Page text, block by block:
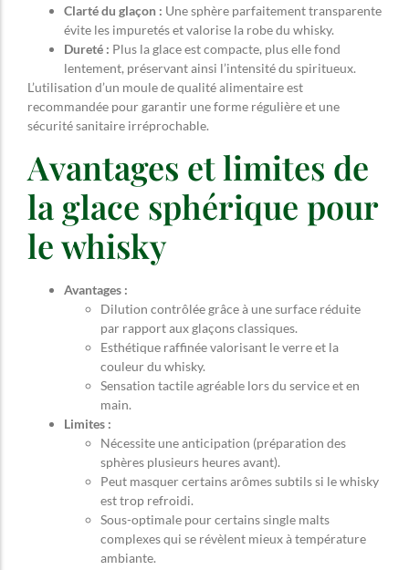
Clarté du glaçon : Une sphère parfaitement transparente
évite les impuretés et valorise la robe du whisky.
Dureté : Plus la glace est compacte, plus elle fond
lentement, préservant ainsi l’intensité du spiritueux.
L’utilisation d’un moule de qualité alimentaire est
recommandée pour garantir une forme régulière et une
sécurité sanitaire irréprochable.
Avantages et limites de
la glace sphérique pour
le whisky
Avantages :
Dilution contrôlée grâce à une surface réduite
par rapport aux glaçons classiques.
Esthétique raffinée valorisant le verre et la
couleur du whisky.
Sensation tactile agréable lors du service et en
main.
Limites :
Nécessite une anticipation (préparation des
sphères plusieurs heures avant).
Peut masquer certains arômes subtils si le whisky
est trop refroidi.
Sous-optimale pour certains single malts
complexes qui se révèlent mieux à température
ambiante.